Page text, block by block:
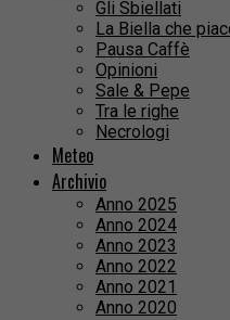
Gli Sbiellati
La Biella che
Pausa Caffè
Opinioni
Sale & Pepe
Tra le righe
Necrologi
Meteo
Archivio
Anno 2025
Anno 2024
Anno 2023
Anno 2022
Anno 2021
Anno 2020